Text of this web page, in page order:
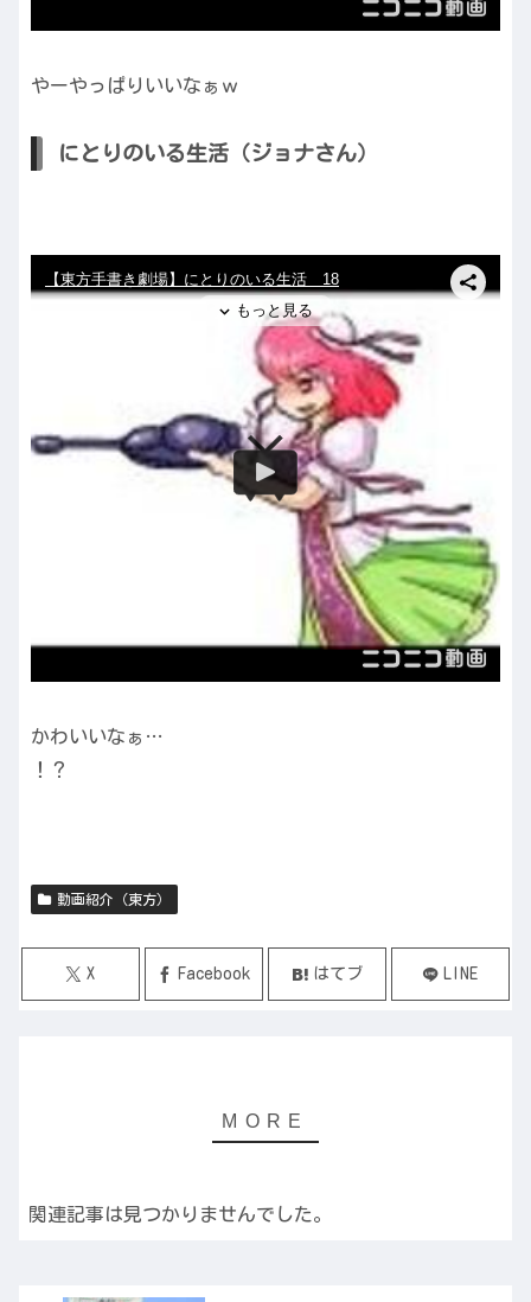
やーやっぱりいいなぁｗ
にとりのいる生活（ジョナさん）
かわいいなぁ…
！？
動画紹介（東方）
X Facebook はてブ LINE
関連記事は見つかりませんでした。